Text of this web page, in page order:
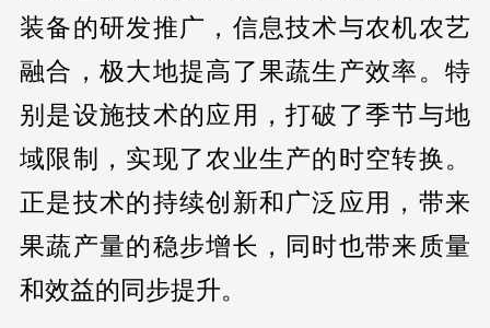
装备的研发推广，信息技术与农机农艺
融合，极大地提高了果蔬生产效率。特
别是设施技术的应用，打破了季节与地
域限制，实现了农业生产的时空转换。
正是技术的持续创新和广泛应用，带来
果蔬产量的稳步增长，同时也带来质量
和效益的同步提升。